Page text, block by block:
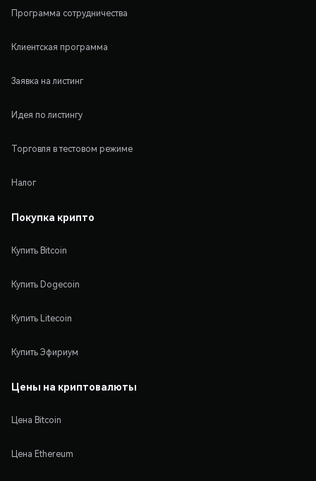
Программа сотрудничества
Клиентская программа
Заявка на листинг
Идея по листингу
Торговля в тестовом режиме
Налог
Покупка крипто
Купить Bitcoin
Купить Dogecoin
Купить Litecoin
Купить Эфириум
Цены на криптовалюты
Цена Bitcoin
Цена Ethereum